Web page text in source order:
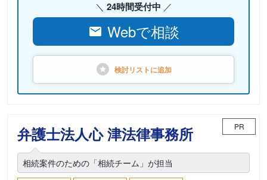
24時間受付中
Webで相談
検討リストに追加
弁護士法人心 津法律事務所 PR
相続案件のための「相続チーム」が担当